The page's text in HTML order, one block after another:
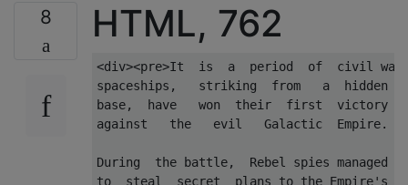
8 HTML, 762
<div><pre>It  is  a  period  of  civil war.
spaceships,   striking  from   a  hidden
base,  have   won  their  first  victory
against   the   evil   Galactic  Empire.
During  the battle,  Rebel spies managed
to  steal  secret  plans to the Empire's